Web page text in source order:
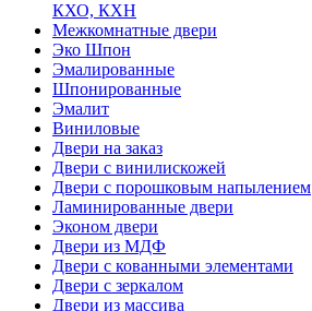
КХО, КХН
Межкомнатные двери
Эко Шпон
Эмалированные
Шпонированные
Эмалит
Виниловые
Двери на заказ
Двери с винилискожей
Двери с порошковым напылением
Ламинированные двери
Эконом двери
Двери из МДФ
Двери с кованными элементами
Двери с зеркалом
Двери из массива